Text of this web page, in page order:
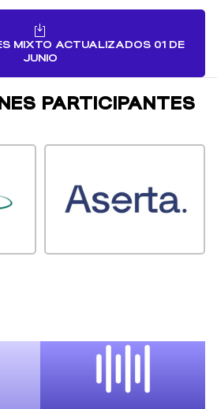
MIXTO ACTUALIZADOS 01 DE
JUNIO
PARTICIPANTES